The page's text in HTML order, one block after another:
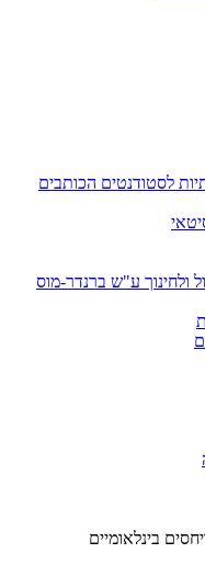
לסטודנטים הכותבים
ולחינוך ע"ש ברנדר-מוס
בינלאומיים